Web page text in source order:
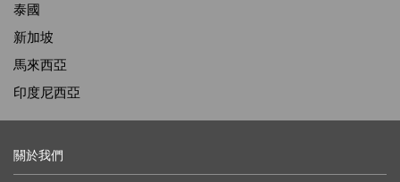
泰國
新加坡
馬來西亞
印度尼西亞
關於我們